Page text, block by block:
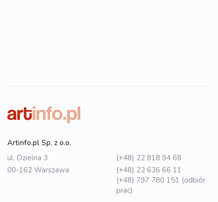
Artinfo.pl Sp. z o.o.
ul. Dzielna 3
00-162 Warszawa
(+48) 22 818 94 68
(+48) 22 636 66 11
(+48) 797 780 151 (odbiór
prac)